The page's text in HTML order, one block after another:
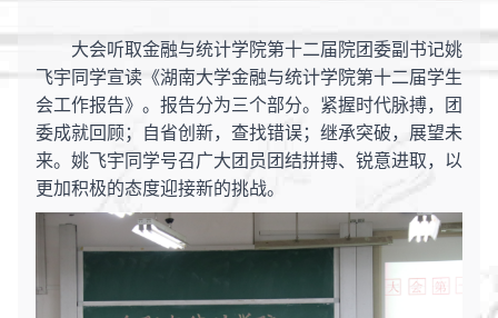
大会听取金融与统计学院第十二届院团委副书记姚
飞宇同学宣读《湖南大学金融与统计学院第十二届学生
会工作报告》。报告分为三个部分。紧握时代脉搏，团
委成就回顾；自省创新，查找错误；继承突破，展望未
来。姚飞宇同学号召广大团员 团结拼搏、锐意进取，以
更加积极的态度迎接新的挑战。